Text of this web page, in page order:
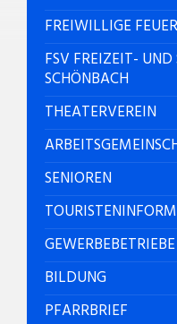
FREIWILLIGE
FSV FREIZEIT- UND
SCHÖNBACH
THEATERVEREIN
SENIOREN
GEWERBEBETRIEBE
BILDUNG
PFARRBRIEF